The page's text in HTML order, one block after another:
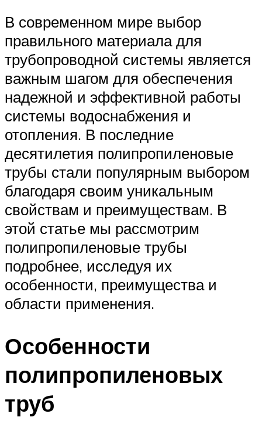
В современном мире выбор
правильного материала для
трубопроводной системы является
важным шагом для обеспечения
надежной и эффективной работы
системы водоснабжения и
отопления. В последние
десятилетия полипропиленовые
трубы стали популярным выбором
благодаря своим уникальным
свойствам и преимуществам. В
этой статье мы рассмотрим
полипропиленовые трубы
подробнее, исследуя их
особенности, преимущества и
области применения.
Особенности
полипропиленовых
труб